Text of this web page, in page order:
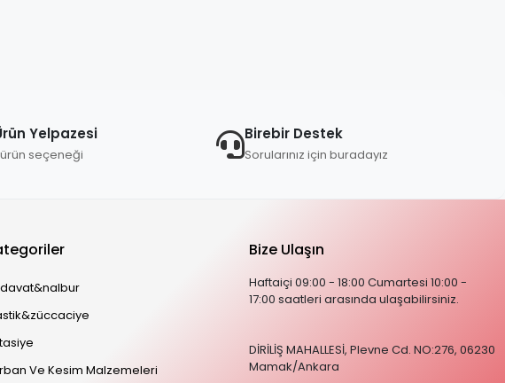
Yelpazesi
seçeneği
Birebir Destek
Sorularınız için buradayız
Ve Kesim Malzemeleri
Bize Ulaşın
Haftaiçi 09:00 - 18:00 Cumartesi 10:00 -
17:00 saatleri arasında ulaşabilirsiniz.
DİRİLİŞ MAHALLESİ, Plevne Cd. NO:276, 06230
Mamak/Ankara